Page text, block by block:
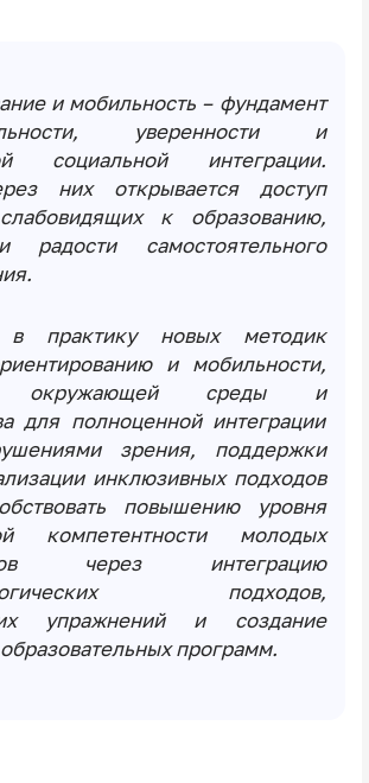
и мобильность – фундамент
уверенности и
социальной интеграции.
них открывается доступ
к образованию,
радости самостоятельного
в практику новых методик
и мобильности,
окружающей среды и
для полноценной интеграции
зрения, поддержки
инклюзивных подходов
повышению уровня
компетентности молодых
через интеграцию
подходов,
упражнений и создание
программ.